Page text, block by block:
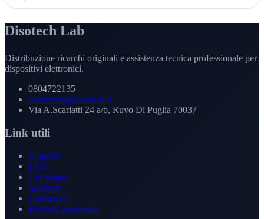
Disotech Lab
Distribuzione ricambi originali e assistenza tecnica professionale per
dispositivi elettronici.
0804722135
assistenza@disotech.it
Via A.Scarlatti 24 a/b, Ruvo Di Puglia 70037
Link utili
Negozio
FAQ
Chi siamo
Software
Contattaci
Richiedi assistenza